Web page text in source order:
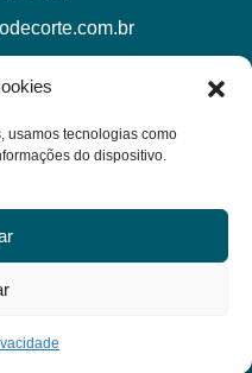
usamos tecnologias como
do dispositivo.
2026
0001-77